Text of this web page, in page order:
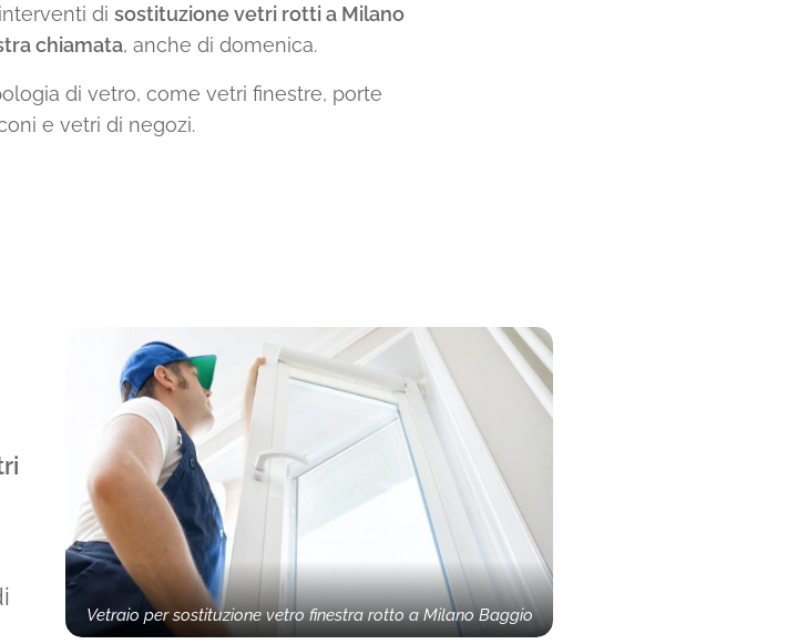
di sostituzione vetri rotti a Milano
chiamata, anche di domenica.
di vetro, come vetri finestre, porte
e vetri di negozi.
Vetraio per sostituzione vetro finestra rotto a Milano Baggio